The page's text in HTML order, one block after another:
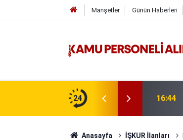
Manşetler Günün Haberleri
24
Gündemde! Bakan Çiftçi Süreci
16:44
Anasayfa İŞKUR İlanları